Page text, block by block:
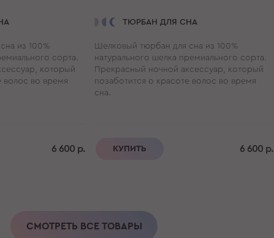
из 100%
сорта.
который
волос во время
6 600 р.
ТЮРБАН ДЛЯ СНА
Шелковый тюрбан для сна из 100%
натурального шелка премиального сорта.
Прекрасный ночной аксессуар, который
позаботится о красоте волос во время
сна.
КУПИТЬ 6 600 р.
СМОТРЕТЬ ВСЕ ТОВАРЫ